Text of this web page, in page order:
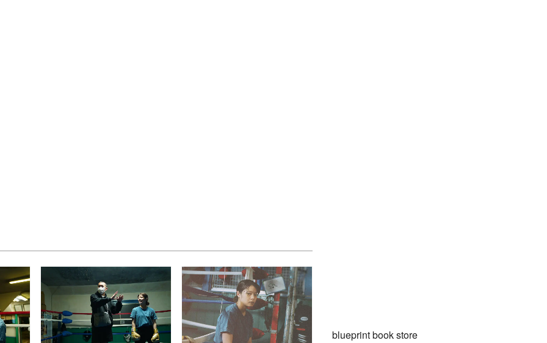
blueprint book store